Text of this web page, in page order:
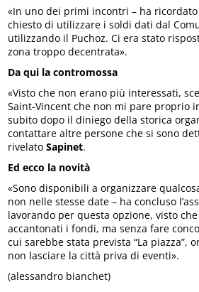
«In uno dei primi incontri – ha
chiesto di utilizzare i soldi dati dal
utilizzando il Puchoz. Ci era stato
zona troppo decentrata».
Da qui la contromossa
«Visto che non erano più interessati,
Saint-Vincent che non mi pare proprio
subito dopo il diniego della storica
contattare altre persone che si sono
rivelatoSapinet.
Ed ecco la novità
«Sono disponibili a organizzare
non nelle stesse date – ha concluso
lavorando per questa opzione, visto
accantonati i fondi, ma senza fare
cui sarebbe stata prevista “La piazza”,
non lasciare la città priva di eventi».
(alessandro bianchet)